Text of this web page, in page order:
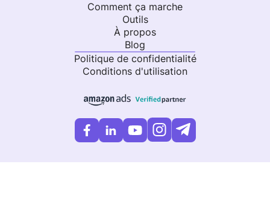
Comment ça marche
Outils
À propos
Blog
Politique de confidentialité
Conditions d'utilisation